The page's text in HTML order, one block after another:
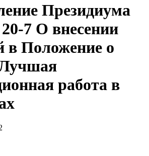
Президиума
7 О внесении
в Положение о
работа в